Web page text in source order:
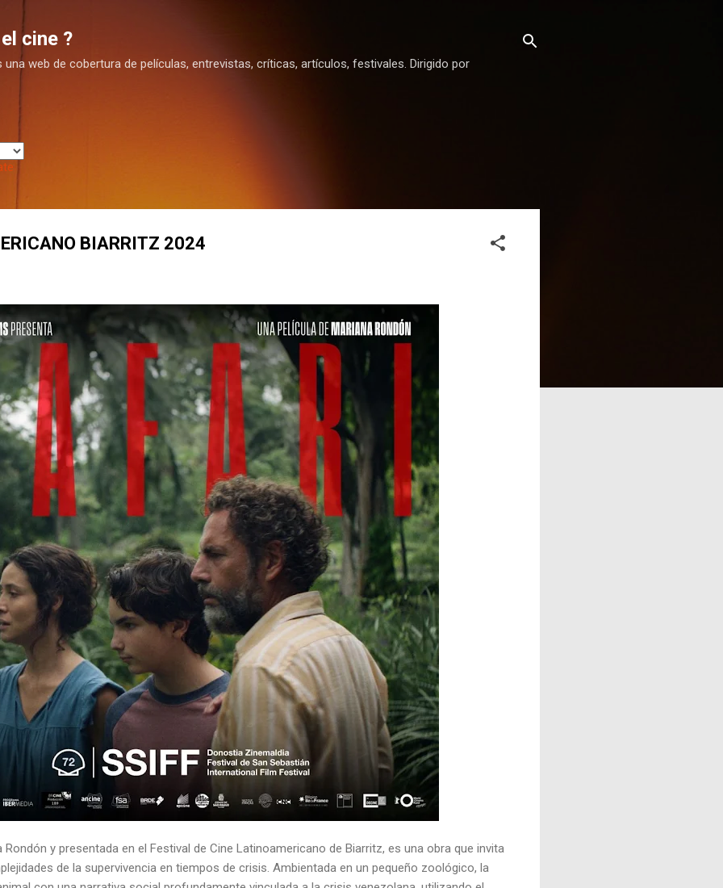
cine ?
una web de cobertura de películas, entrevistas, críticas, artículos, festivales. Dirigido por
BIARRITZ 2024
Rondón y presentada en el Festival de Cine Latinoamericano de Biarritz, es una obra que invita
de la supervivencia en tiempos de crisis. Ambientada en un pequeño zoológico, la